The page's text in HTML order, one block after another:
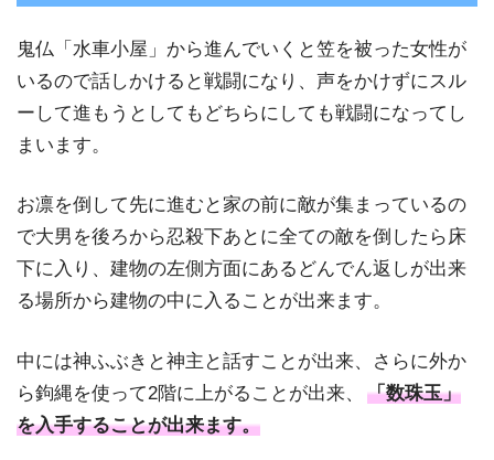
鬼仏「水車小屋」から進んでいくと笠を被った女性が
いるので話しかけると戦闘になり、声をかけずにスル
ーして進もうとしてもどちらにしても戦闘になってし
まいます。
お凛を倒して先に進むと家の前に敵が集まっているの
で大男を後ろから忍殺下あとに全ての敵を倒したら床
下に入り、建物の左側方面にあるどんでん返しが出来
る場所から建物の中に入ることが出来ます。
中には神ふぶきと神主と話すことが出来、さらに外か
ら鉤縄を使って2階に上がることが出来、
「数珠玉」
を入手することが出来ます。